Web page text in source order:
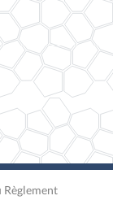
Règlement